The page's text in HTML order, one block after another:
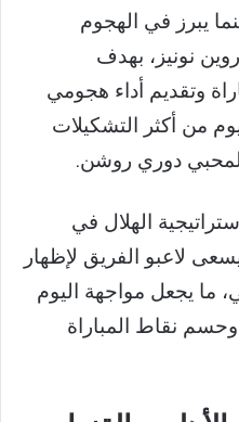
يبرز في الهجوم
نونيز، بهدف
وتقديم أداء هجومي
من أكثر التشكيلات
لمحبي دوري روشن.
الهلال في
لاعبو الفريق لإظهار
ما يجعل مواجهة اليوم
نقاط المباراة